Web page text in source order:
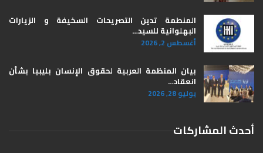
المنطمة تدين التصريحات السخيفة و الزيارات
البهلوانية للسيد…
أغسطس 2, 2026
بيان المنظمة العربية لحقوق الإنسان بليبيا ​بشأن
انعقاد…
يوليو 28, 2026
أحدث المشاركات